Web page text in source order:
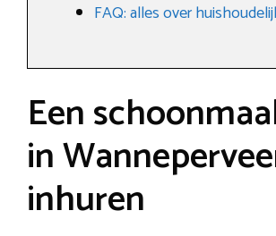
FAQ: alles over
Een
in
inhuren